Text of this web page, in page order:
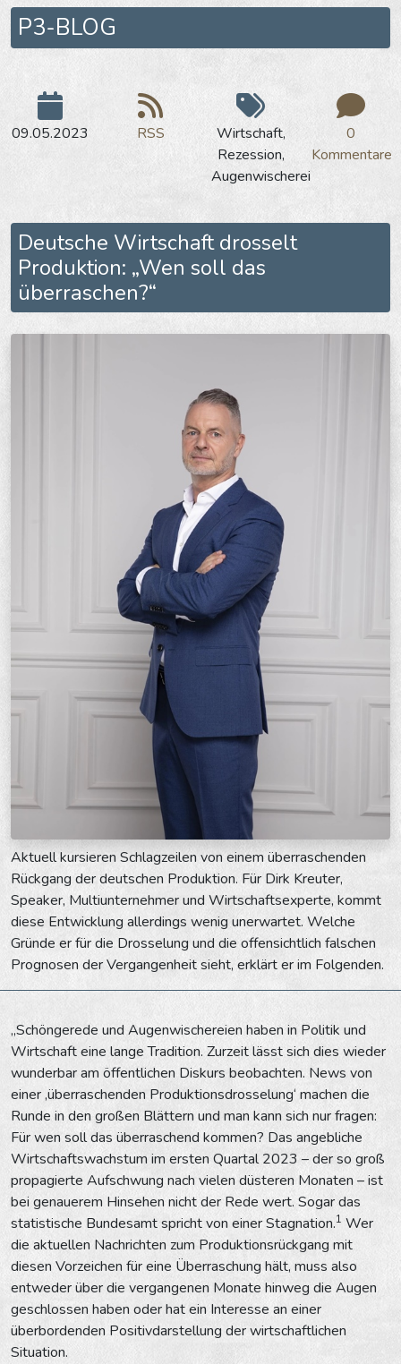
P3-BLOG
09.05.2023 RSS
Wirtschaft,
Rezession,
Augenwischerei
0
Kommentare
Deutsche Wirtschaft drosselt
Produktion: „Wen soll das
überraschen?“
Aktuell kursieren Schlagzeilen von einem überraschenden
Rückgang der deutschen Produktion. Für Dirk Kreuter,
Speaker, Multiunternehmer und Wirtschaftsexperte, kommt
diese Entwicklung allerdings wenig unerwartet. Welche
Gründe er für die Drosselung und die offensichtlich falschen
Prognosen der Vergangenheit sieht, erklärt er im Folgenden.
„Schöngerede und Augenwischereien haben in Politik und
Wirtschaft eine lange Tradition. Zurzeit lässt sich dies wieder
wunderbar am öffentlichen Diskurs beobachten. News von
einer ‚überraschenden Produktionsdrosselung‘ machen die
Runde in den großen Blättern und man kann sich nur fragen:
Für wen soll das überraschend kommen? Das angebliche
Wirtschaftswachstum im ersten Quartal 2023 – der so groß
propagierte Aufschwung nach vielen düsteren Monaten – ist
bei genauerem Hinsehen nicht der Rede wert. Sogar das
statistische Bundesamt spricht von einer Stagnation.1 Wer
die aktuellen Nachrichten zum Produktionsrückgang mit
diesen Vorzeichen für eine Überraschung hält, muss also
entweder über die vergangenen Monate hinweg die Augen
geschlossen haben oder hat ein Interesse an einer
überbordenden Positivdarstellung der wirtschaftlichen
Situation.